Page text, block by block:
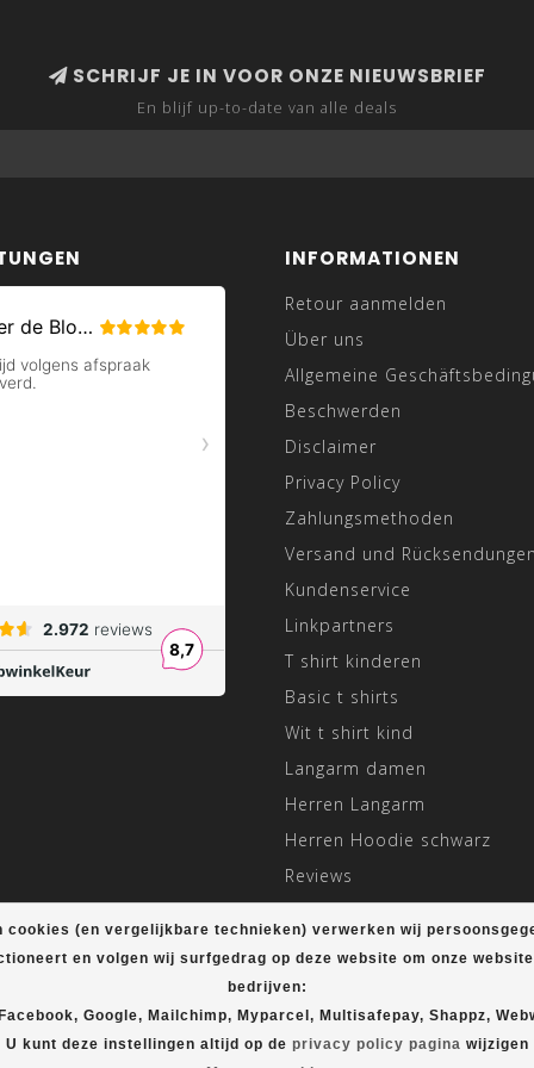
cookies (en vergelijkbare technieken) verwerken wij
en volgen wij surfgedrag op deze website om onze
bedrijven:
Google, Mailchimp, Myparcel, Multisafepay, Shappz,
U kunt deze instellingen altijd op de privacy policy pagina wijzigen
SCHRIJF JE IN VOOR ONZE NIEUWSBRIEF
En blijf up-to-date van alle deals
INFORMATIONEN
Retour aanmelden
Über uns
Allgemeine
Beschwerden
Disclaimer
Privacy Policy
Zahlungsmethoden
Versand und
Kundenservice
Linkpartners
T shirt kinderen
Basic t shirts
Wit t shirt kind
Langarm damen
Herren Langarm
Herren Hoodie schwarz
Reviews
Angepasste Öffnungszeiten
© Copyright 2026 T-shirt Plein